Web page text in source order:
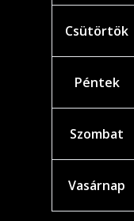
Csütörtök
Péntek
Szombat
Vasárnap